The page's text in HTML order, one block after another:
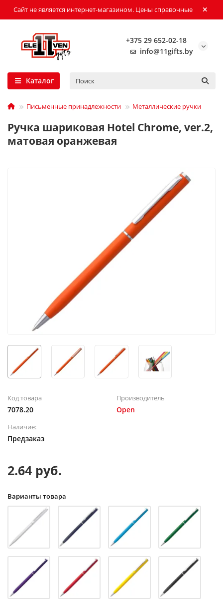
Сайт не является интернет-магазином. Цены справочные
+375 29 652-02-18
info@11gifts.by
Каталог
Письменные принадлежности Металлические ручки
Ручка шариковая Hotel Chrome, ver.2,
матовая оранжевая
Код товара
7078.20
Производитель
Open
Наличие:
Предзаказ
2.64 руб.
Варианты товара